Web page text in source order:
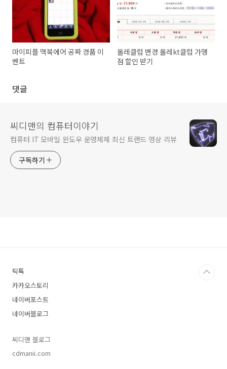
마이피플 맥북에어 공짜 경품 이
벤트
올레클럽 변경 올레kt클럽 가맹
점 할인 받기
댓글
씨디맨의 컴퓨터이야기
컴퓨터 IT 모바일 윈도우 운영체제 최신 트랜드 영상 리뷰
구독하기
틱톡
카카오스토리
네이버포스트
네이버블로그
씨디맨 블로그
cdmanii.com